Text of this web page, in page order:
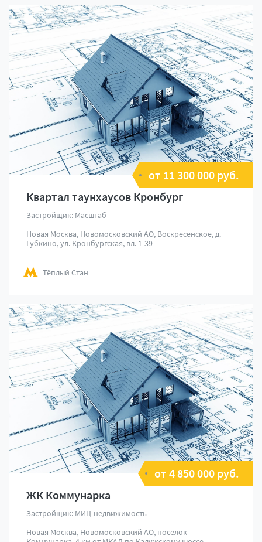
от 11 300 000 руб.
Квартал таунхаусов Кронбург
Застройщик: Маcштаб
Новая Москва, Новомосковский АО, Воскресенское, д.
Губкино, ул. Кронбургская, вл. 1-39
Тёплый Стан
от 4 850 000 руб.
ЖК Коммунарка
Застройщик: МИЦ-недвижимость
Новая Москва, Новомосковский АО, посёлок